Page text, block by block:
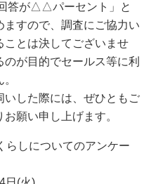
答が△△パーセント」と
すので、調査にご協力い
ことは決してございませ
が目的でセールス等に利
した際には、ぜひともご
願い申し上げます。
しについてのアンケー